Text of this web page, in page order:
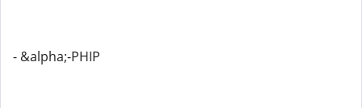
- &alpha;-PHIP